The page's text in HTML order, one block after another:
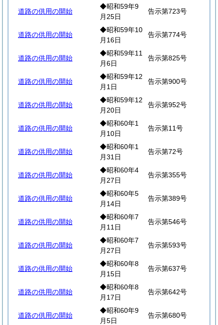
道路の供用の開始
◆昭和59年9
月25日
告示第723号
道路の供用の開始
◆昭和59年10
月16日
告示第774号
道路の供用の開始
◆昭和59年11
月6日
告示第825号
道路の供用の開始
◆昭和59年12
月1日
告示第900号
道路の供用の開始
◆昭和59年12
月20日
告示第952号
道路の供用の開始
◆昭和60年1
月10日
告示第11号
道路の供用の開始
◆昭和60年1
月31日
告示第72号
道路の供用の開始
◆昭和60年4
月27日
告示第355号
道路の供用の開始
◆昭和60年5
月14日
告示第389号
道路の供用の開始
◆昭和60年7
月11日
告示第546号
道路の供用の開始
◆昭和60年7
月27日
告示第593号
道路の供用の開始
◆昭和60年8
月15日
告示第637号
道路の供用の開始
◆昭和60年8
月17日
告示第642号
道路の供用の開始
◆昭和60年9
月5日
告示第680号